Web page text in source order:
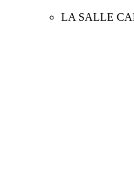
LA SALLE